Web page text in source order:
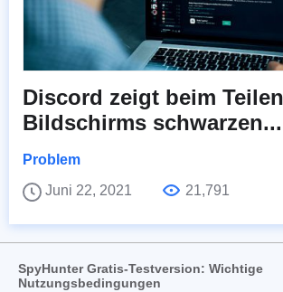
Discord zeigt beim
Bildschirms schwarzen...
Problem
Juni 22, 2021
21,791
SpyHunter Gratis-Testversion: Wichtige
Nutzungsbedingungen